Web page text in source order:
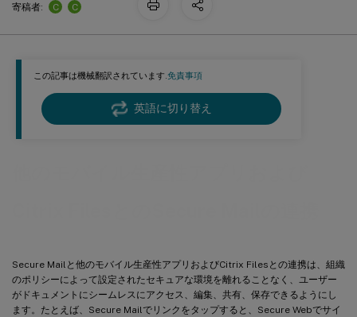
この記事は機械翻訳されています.免責事項
英語に切り替え
Secure Mailと他のモバイル生産性アプリおよびCitrix Filesとの連携は、組織
のポリシーによって設定されたセキュアな環境を離れることなく、ユーザー
がドキュメントにシームレスにアクセス、編集、共有、保存できるようにし
ます。たとえば、Secure Mailでリンクをタップすると、Secure Webでサイ
寄稿者:
C C